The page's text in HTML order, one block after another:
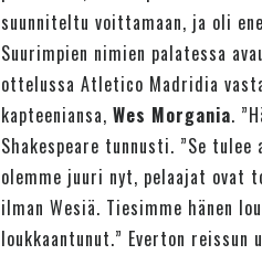
suunniteltu voittamaan, ja oli
Suurimpien nimien palatessa
ottelussa Atletico Madridia
kapteeniansa, Wes Morgania.
Shakespeare tunnusti. ”Se
olemme juuri nyt, pelaajat ovat
ilman Wesiä. Tiesimme hänen
loukkaantunut.” Everton